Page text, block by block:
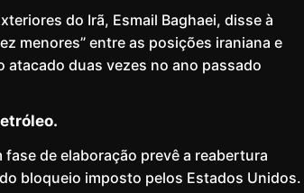
do Irã, Esmail Baghaei, disse à
menores” entre as posições iraniana e
atacado duas vezes no ano passado
de elaboração prevê a reabertura
bloqueio imposto pelos Estados Unidos.